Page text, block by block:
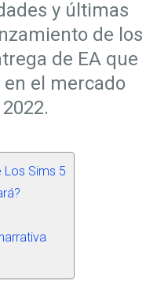
y últimas
de los
de EA que
el mercado
Los Sims 5